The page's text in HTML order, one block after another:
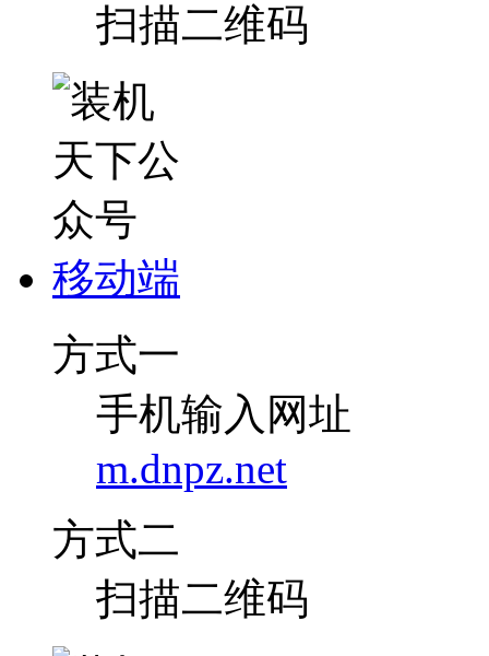
扫描二维码
移动端
方式一
手机输入网址
m.dnpz.net
方式二
扫描二维码